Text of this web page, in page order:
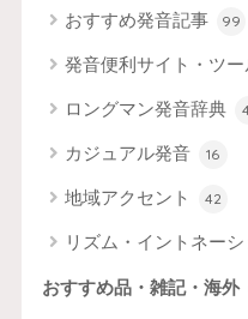
おすすめ発音記事 99
発音便利サイト・ツー
ロングマン発音辞典
カジュアル発音 16
地域アクセント 42
リズム・イントネーシ
おすすめ品・雑記・海外